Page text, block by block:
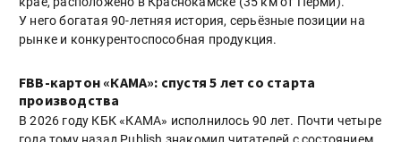
У него богатая 90-летняя история, серьёзные позиции на
рынке и конкурентоспособная продукция.
FBB-картон «КАМА»: спустя 5 лет со старта
производства
В 2026 году КБК «КАМА» исполнилось 90 лет. Почти четыре